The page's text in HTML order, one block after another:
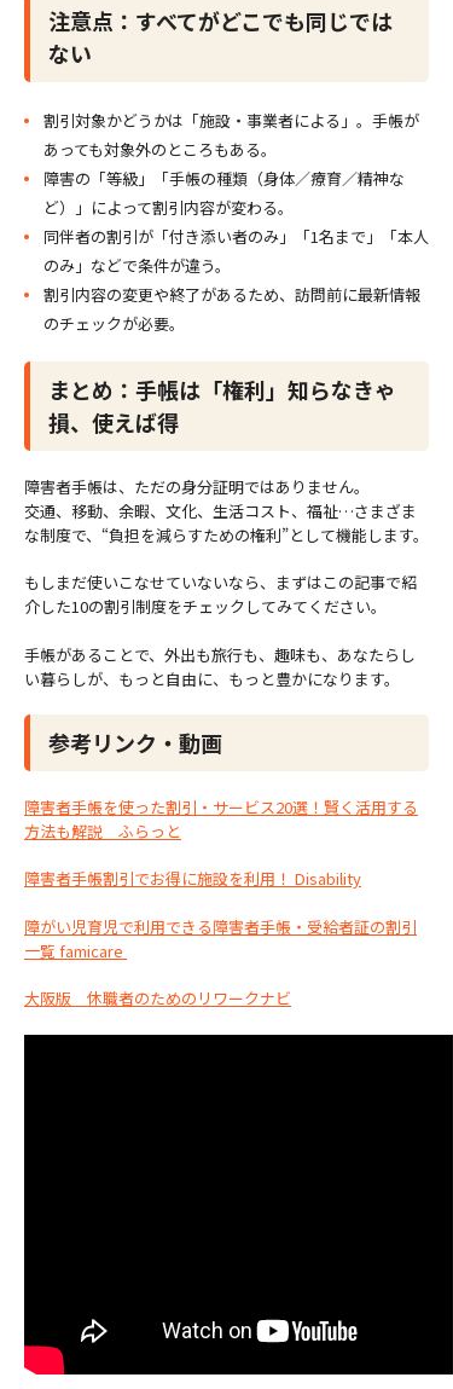
注意点：すべてがどこでも同じでは
ない
割引対象かどうかは「施設・事業者による」。手帳が
あっても対象外のところもある。
障害の「等級」「手帳の種類（身体／療育／精神な
ど）」によって割引内容が変わる。
同伴者の割引が「付き添い者のみ」「1名まで」「本人
のみ」などで条件が違う。
割引内容の変更や終了があるため、訪問前に最新情報
のチェックが必要。
まとめ：手帳は「権利」知らなきゃ
損、使えば得
障害者手帳は、ただの身分証明ではありません。
交通、移動、余暇、文化、生活コスト、福祉…さまざま
な制度で、“負担を減らすための権利”として機能します。
もしまだ使いこなせていないなら、まずはこの記事で紹
介した10の割引制度をチェックしてみてください。
手帳があることで、外出も旅行も、趣味も、あなたらし
い暮らしが、もっと自由に、もっと豊かになります。
参考リンク・動画
障害者手帳を使った割引・サービス20選！賢く活用する
方法も解説 ふらっと
障害者手帳割引でお得に施設を利用！ Disability
障がい児育児で利用できる障害者手帳・受給者証の割引
一覧 famicare
大阪版 休職者のためのリワークナビ